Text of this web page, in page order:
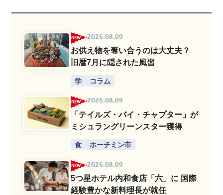
2026.08.09
お供え物を奪い合うのは大丈夫？
旧暦7月に隠された風習
学 コラム
2026.08.09
「テイルズ・バイ・チャプター」が
ミシュラングリーンスター獲得
食 ホーチミン市
2026.08.09
5つ星ホテル内和食店「六」に 国際
経験豊かな新料理長が就任